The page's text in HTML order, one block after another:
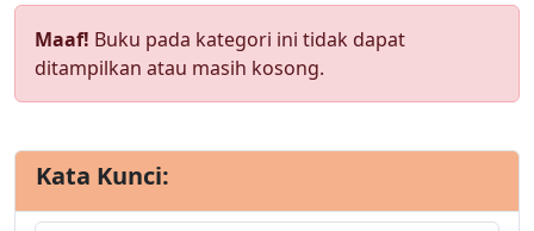
Maaf! Buku pada kategori ini tidak dapat
ditampilkan atau masih kosong.
Kata Kunci: